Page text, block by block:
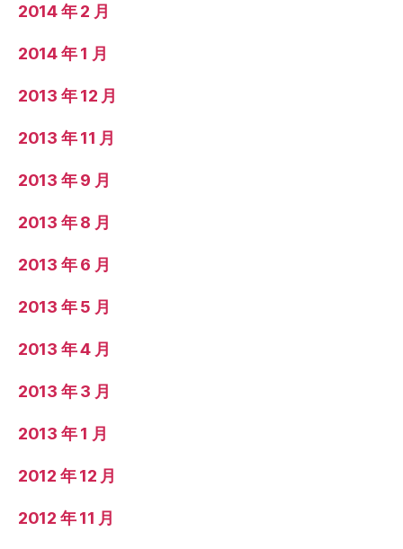
2014 年 2 月
2014 年 1 月
2013 年 12 月
2013 年 11 月
2013 年 9 月
2013 年 8 月
2013 年 6 月
2013 年 5 月
2013 年 4 月
2013 年 3 月
2013 年 1 月
2012 年 12 月
2012 年 11 月